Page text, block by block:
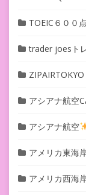
TOEIC６００
trader joesト
ZIPAIRTOKYO
アシアナ航空
アシアナ航空
アメリカ東海
アメリカ西海